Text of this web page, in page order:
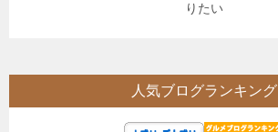
りたい
人気ブログランキング